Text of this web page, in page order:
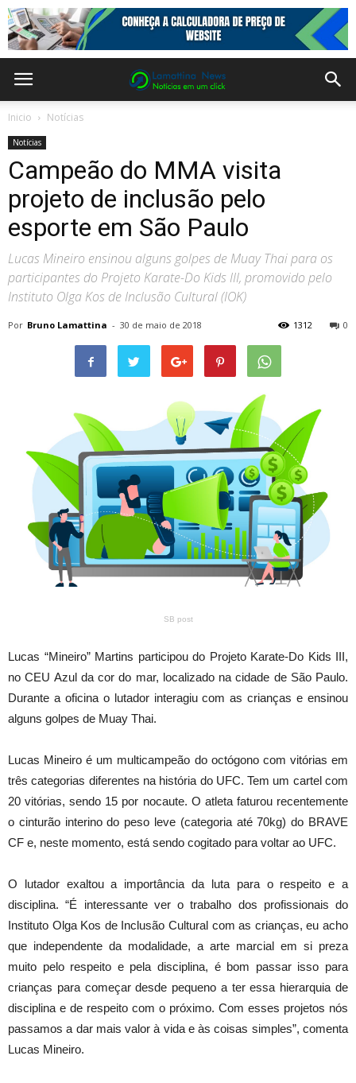
Inicio Notícias
Notícias
Campeão do MMA visita
projeto de inclusão pelo
esporte em São Paulo
Lucas Mineiro ensinou alguns golpes de Muay Thai para os
participantes do Projeto Karate-Do Kids III, promovido pelo
Instituto Olga Kos de Inclusão Cultural (IOK)
Por Bruno Lamattina - 30 de maio de 2018 0
1312
SB post
Lucas “Mineiro” Martins participou do Projeto Karate-Do Kids III,
no CEU Azul da cor do mar, localizado na cidade de São Paulo.
Durante a oficina o lutador interagiu com as crianças e ensinou
alguns golpes de Muay Thai.
Lucas Mineiro é um multicampeão do octógono com vitórias em
três categorias diferentes na história do UFC. Tem um cartel com
20 vitórias, sendo 15 por nocaute. O atleta faturou recentemente
o cinturão interino do peso leve (categoria até 70kg) do BRAVE
CF e, neste momento, está sendo cogitado para voltar ao UFC.
O lutador exaltou a importância da luta para o respeito e a
disciplina. “É interessante ver o trabalho dos profissionais do
Instituto Olga Kos de Inclusão Cultural com as crianças, eu acho
que independente da modalidade, a arte marcial em si preza
muito pelo respeito e pela disciplina, é bom passar isso para
crianças para começar desde pequeno a ter essa hierarquia de
disciplina e de respeito com o próximo. Com esses projetos nós
passamos a dar mais valor à vida e às coisas simples”, comenta
Lucas Mineiro.